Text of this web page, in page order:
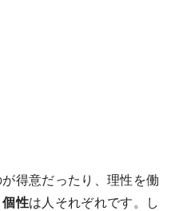
得意だったり、理性を働
個性は人それぞれです。し